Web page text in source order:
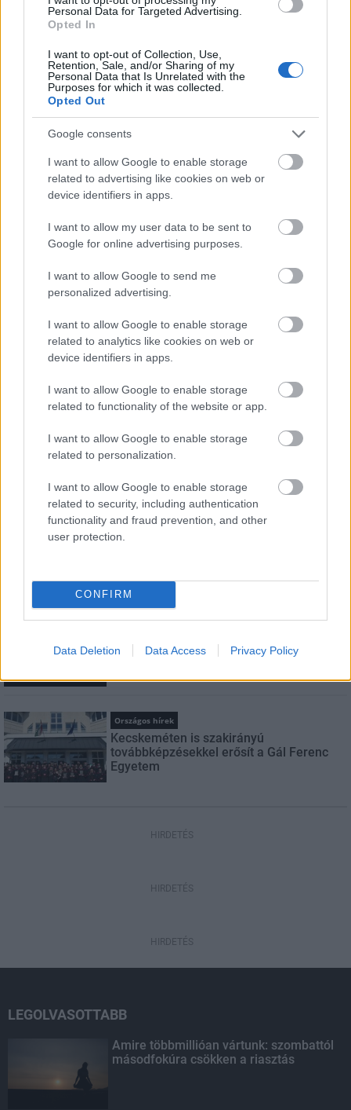
Personal Data for Targeted Advertising.
Opted In
I want to opt-out of Collection, Use,
Retention, Sale, and/or Sharing of my
Personal Data that Is Unrelated with the
Purposes for which it was collected.
Opted Out
Google consents
I want to allow Google to enable storage
related to advertising like cookies on web or
device identifiers in apps.
I want to allow my user data to be sent to
Google for online advertising purposes.
I want to allow Google to send me
personalized advertising.
I want to allow Google to enable storage
related to analytics like cookies on web or
device identifiers in apps.
I want to allow Google to enable storage
related to functionality of the website or app.
I want to allow Google to enable storage
related to personalization.
I want to allow Google to enable storage
related to security, including authentication
functionality and fraud prevention, and other
user protection.
CONFIRM
Data Deletion Data Access Privacy Policy
Az augusztus 8-án véget ért olimpia után kedden kezdődik, és
jövő vasárnapig tart a paralimpia Tokióban.
HÍRLEVÉL
E-mail cím
szabályzatot!
LEGFRISSEBB
Országos hírek
Amire többmillióan vártunk: szombattól
másodfokúra csökken a riasztás
Országos hírek
Kecskeméten is szakirányú
továbbképzésekkel erősít a Gál Ferenc
Egyetem
HIRDETÉS
HIRDETÉS
HIRDETÉS
LEGOLVASOTTABB
Amire többmillióan vártunk: szombattól
másodfokúra csökken a riasztás